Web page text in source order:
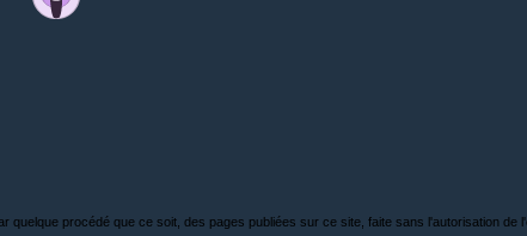
quelque procédé que ce soit, des pages publiées sur ce site, faite sans l'autorisation de